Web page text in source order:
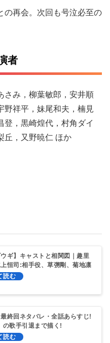
の再会。次回も号泣必至の
者
さみ，柳葉敏郎，安井順
野祥平，妹尾和夫，楠見
登，黒崎煌代，村角ダイ
丘，又野暁仁 ほか
ギ】キャストと相関図｜趣里
恒司:相手役、草彅剛、菊地凛
最終回ネタバレ・全話あらすじ!
の歌手引退まで描く!